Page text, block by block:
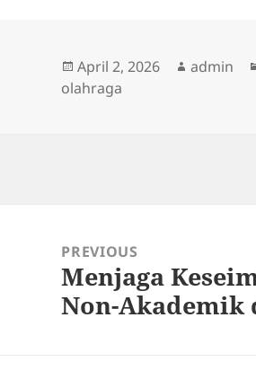
Posted
on
April 2, 2026 Author
admin
olahraga
navigationPREVIOUS
Previous
post:
Menjaga
Non-Akademik